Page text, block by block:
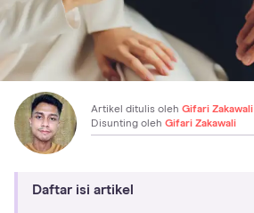
Artikel ditulis oleh Gifari Zakawali
Disunting oleh Gifari Zakawali
Daftar isi artikel